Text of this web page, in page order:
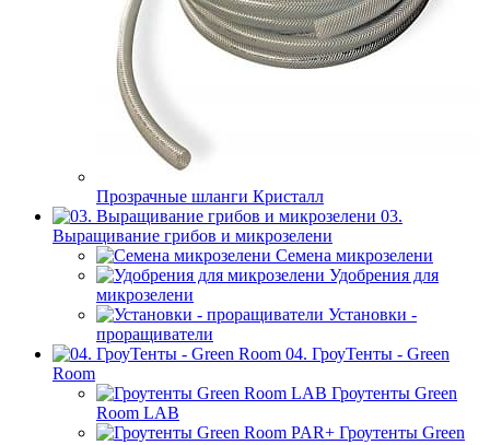
Прозрачные шланги Кристалл
03.
Выращивание грибов и микрозелени
Семена микрозелени
Удобрения для
микрозелени
Установки -
проращиватели
04. ГроуТенты - Green
Room
Гроутенты Green
Room LAB
Гроутенты Green